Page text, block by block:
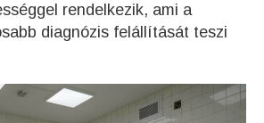
rendelkezik, ami a
diagnózis felállítását teszi